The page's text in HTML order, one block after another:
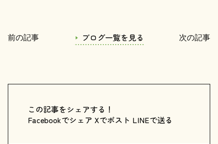
前の記事 ブログ一覧を見る 次の記事
この記事をシェアする！
Facebookでシェア Xでポスト LINEで送る